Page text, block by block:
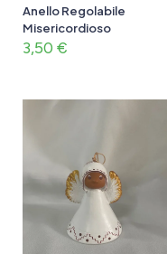
Anello Regolabile
Misericordioso
3,50 €